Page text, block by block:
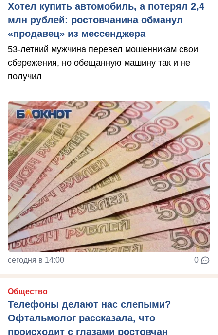
Хотел купить автомобиль, а потерял 2,4
млн рублей: ростовчанина обманул
«продавец» из мессенджера
53-летний мужчина перевел мошенникам свои
сбережения, но обещанную машину так и не
получил
сегодня в 14:00 0
Общество
Телефоны делают нас слепыми?
Офтальмолог рассказала, что
происходит с глазами ростовчан